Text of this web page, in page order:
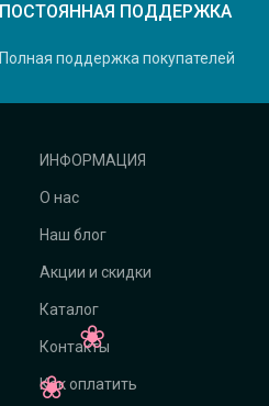
ПОСТОЯННАЯ ПОДДЕРЖКА
Полная поддержка покупателей
ИНФОРМАЦИЯ
О нас
Наш блог
Акции и скидки
Каталог
Контакты
Как оплатить